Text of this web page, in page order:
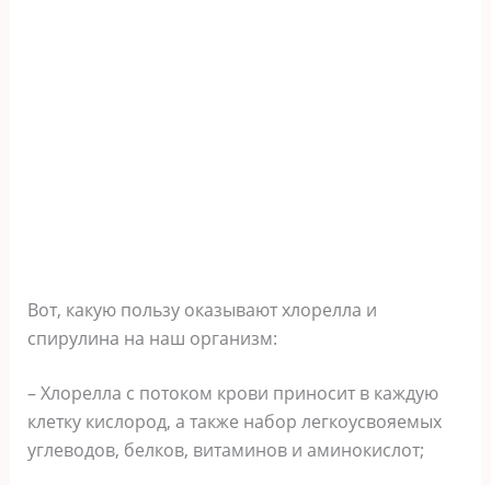
Вот, какую пользу оказывают хлорелла и
спирулина на наш организм:
– Хлорелла с потоком крови приносит в каждую
клетку кислород, а также набор легкоусвояемых
углеводов, белков, витаминов и аминокислот;